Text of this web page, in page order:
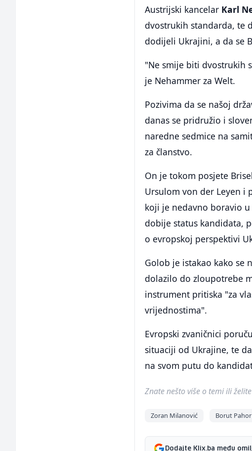
Austrijski kancelar Karl
dvostrukih standarda, te
dodijeli Ukrajini, a da se
"Ne smije biti dvostrukih
je Nehammer za Welt.
Pozivima da se našoj
danas se pridružio i
naredne sedmice na
za članstvo.
On je tokom posjete
Ursulom von der Leyen i
koji je nedavno boravio
dobije status kandidata,
o evropskoj perspektivi
Golob je istakao kako se
dolazilo do zloupotrebe
instrument pritiska "za
vrijednostima".
Evropski zvaničnici
situaciji od Ukrajine, te
na svom putu do
Znate nešto više o temi ili
Zoran Milanović Borut Pahor
Dodajte Klix.ba među